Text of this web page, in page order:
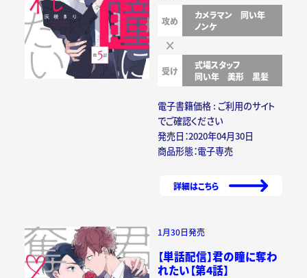
攻め カメラマン
同い年
ノンケ
受け
式場スタッフ
同い年
美形 黒髪
電子書籍価格 : ご利用のサイト
でご確認ください
発売日：2020年04月30日
商品形態：電子専売
詳細はこちら
1月30日発売
【単話配信】君の瞳に奪わ
れたい【第4話】